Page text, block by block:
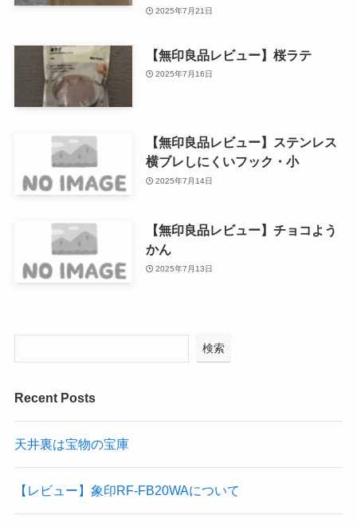
2025年7月21日
【無印良品レビュー】桜ラテ
2025年7月16日
【無印良品レビュー】ステンレス
横ブレしにくいフック・小
2025年7月14日
【無印良品レビュー】チョコよう
かん
2025年7月13日
検索
Recent Posts
天井裏は宝物の宝庫
【レビュー】象印RF-FB20WAについて